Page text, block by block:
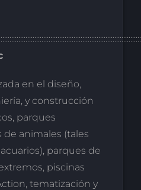
en el diseño,
y construcción
parques
animales (tales
parques de
piscinas
tematización y